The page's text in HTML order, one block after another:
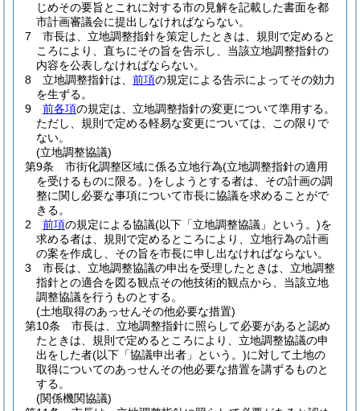
じめその要旨とこれに対する市の見解を記載した書面を都
市計画審議会に提出しなければならない。
7
市長は、立地調整指針を策定したときは、規則で定めると
ころにより、直ちにその旨を告示し、当該立地調整指針の
内容を公表しなければならない。
8
立地調整指針は、 前項の規定による告示によってその効力
を生ずる。
9
前各項の規定は、立地調整指針の変更について準用する。
ただし、規則で定める軽易な変更については、この限りで
ない。
(立地調整協議)
第9条
市街化調整区域に係る立地行為(立地調整指針の適用
を受けるものに限る。)をしようとする者は、その計画の調
整に関し必要な事項について市長に協議を求めることがで
きる。
2
前項の規定による協議(以下「立地調整協議」という。)を
求める者は、規則で定めるところにより、立地行為の計画
の案を作成し、その旨を市長に申し出なければならない。
3
市長は、立地調整協議の申出を受理したときは、立地調整
指針との適合を図る観点その他技術的観点から、当該立地
調整協議を行うものとする。
(土地取得のあっせんその他必要な措置)
第10条
市長は、立地調整指針に照らして必要があると認め
たときは、規則で定めるところにより、立地調整協議の申
出をした者(以下「協議申出者」という。)に対して土地の
取得についてのあっせんその他必要な措置を講ずるものと
する。
(関係機関協議)